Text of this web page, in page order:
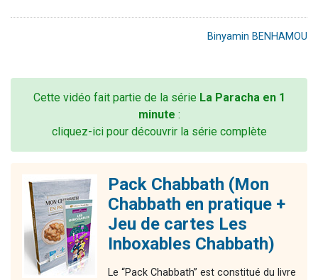
Binyamin BENHAMOU
Cette vidéo fait partie de la série La Paracha en 1
minute :
cliquez-ici pour découvrir la série complète
Pack Chabbath (Mon
Chabbath en pratique +
Jeu de cartes Les
Inboxables Chabbath)
Le “Pack Chabbath” est constitué du livre